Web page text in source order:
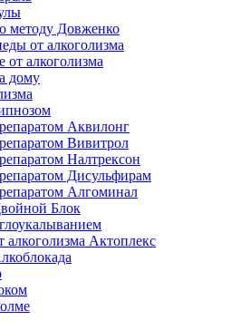
методу Довженко
от алкоголизма
от алкоголизма
дому
Аквилонг
Вивитрол
Налтрексон
Дисульфирам
Алгоминал
Блок
алкоголизма Актоплекс